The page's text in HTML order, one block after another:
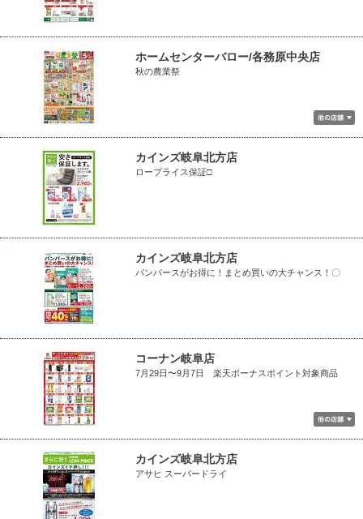
ホームセンターバロー/各務原中央店
秋の農業祭
カインズ岐阜北方店
ロープライス保証□
カインズ岐阜北方店
パンパースがお得に！まとめ買いの大チャンス！〇
コーナン岐阜店
7月29日〜9月7日 楽天ボーナスポイント対象商品
カインズ岐阜北方店
アサヒ スーパードライ